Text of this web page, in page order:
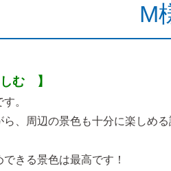
M
む 】
。
、周辺の景色も十分に楽しめ
きる景色は最高です！